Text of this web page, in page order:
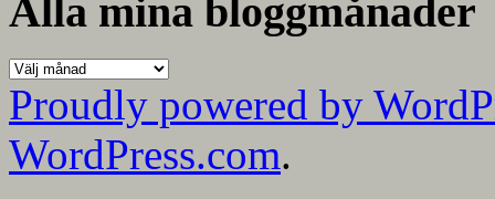
Alla mina bloggmånader
Alla
mina
bloggmånader
Proudly powered by
WordPress.com.